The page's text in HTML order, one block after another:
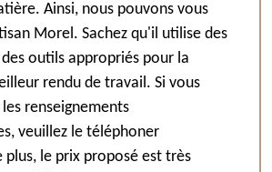
Ainsi, nous pouvons vous
Morel. Sachez qu'il utilise des
outils appropriés pour la
rendu de travail. Si vous
renseignements
veuillez le téléphoner
le prix proposé est très